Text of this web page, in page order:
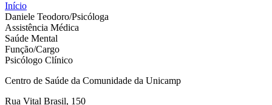
Início
Daniele Teodoro/Psicóloga
Assistência Médica
Saúde Mental
Função/Cargo
Psicólogo Clínico
Centro de Saúde da Comunidade da Unicamp
Rua Vital Brasil, 150